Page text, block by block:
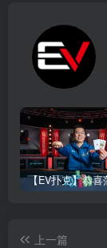
上一篇